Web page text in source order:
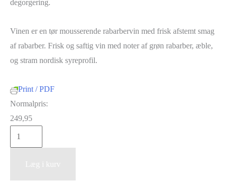
degorgering.
Vinen er en tør mousserende rabarbervin med frisk afstemt smag
af rabarber. Frisk og saftig vin med noter af grøn rabarber, æble,
og stram nordisk syreprofil.
Print / PDF
Normalpris:
249,95
Andersen
Winery
"Elmsfeuer"Læg i kurv